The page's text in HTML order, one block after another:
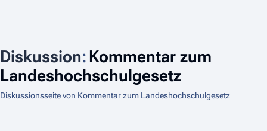
Diskussion: Kommentar zum
Landeshochschulgesetz
Diskussionsseite von Kommentar zum Landeshochschulgesetz